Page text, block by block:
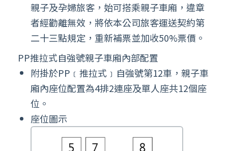
親子及孕婦旅客，始可搭乘親子車廂，違章
者經勸離無效，將依本公司旅客運送契約第
二十三點規定，重新補票並加收50%票價。
PP推拉式自強號親子車廂內部配置
附掛於PP﹝推拉式﹞自強號第12車，親子車
廂內座位配置為4排2連座及單人座共12個座
位。
座位圖示